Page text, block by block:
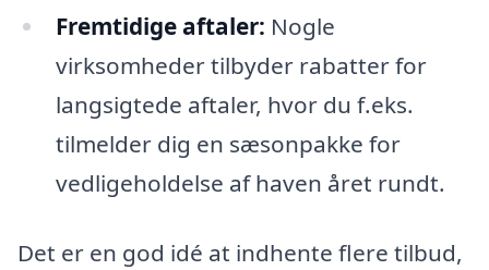
Fremtidige aftaler: Nogle
virksomheder tilbyder rabatter for
langsigtede aftaler, hvor du f.eks.
tilmelder dig en sæsonpakke for
vedligeholdelse af haven året rundt.
Det er en god idé at indhente flere tilbud,